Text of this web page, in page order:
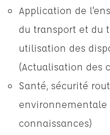
Application de
du transport et du
utilisation des
(Actualisation des
Santé, sécurité
environnementale
connaissances)